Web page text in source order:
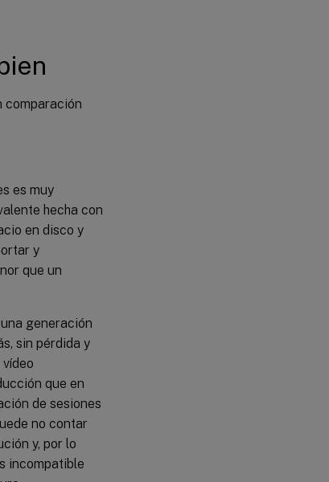
comparación
es muy
hecha con
en disco y
y
que un
generación
sin pérdida y
que en
de sesiones
no contar
y, por lo
incompatible